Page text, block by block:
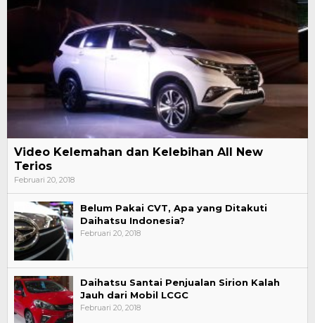
Video Kelemahan dan Kelebihan All New
Terios
Februari 20, 2018
Belum Pakai CVT, Apa yang Ditakuti
Daihatsu Indonesia?
Februari 20, 2018
Daihatsu Santai Penjualan Sirion Kalah
Jauh dari Mobil LCGC
Februari 20, 2018